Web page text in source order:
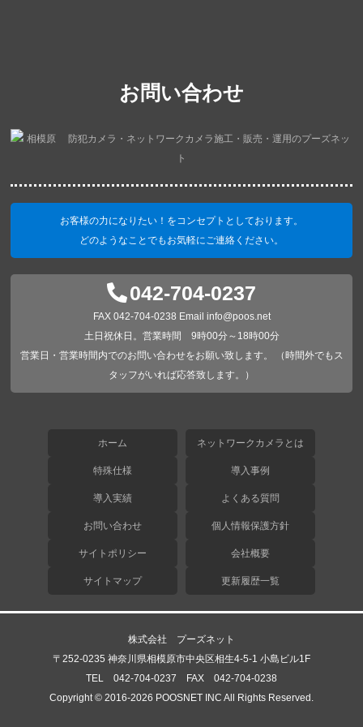
お問い合わせ
お客様の力になりたい！をコンセプトとしております。
どのようなことでもお気軽にご連絡ください。
042-704-0237
FAX 042-704-0238 Email info@poos.net
土日祝休日。営業時間 9時00分～18時00分
営業日・営業時間内でのお問い合わせをお願い致します。 （時間外でもス
タッフがいれば応答致します。）
ホーム ネットワークカメラとは
特殊仕様 導入事例
導入実績 よくある質問
お問い合わせ 個人情報保護方針
サイトポリシー 会社概要
サイトマップ 更新履歴一覧
株式会社 プーズネット
〒252-0235 神奈川県相模原市中央区相生4-5-1 小島ビル1F
TEL 042-704-0237 FAX 042-704-0238
Copyright © 2016-2026 POOSNET INC All Rights Reserved.